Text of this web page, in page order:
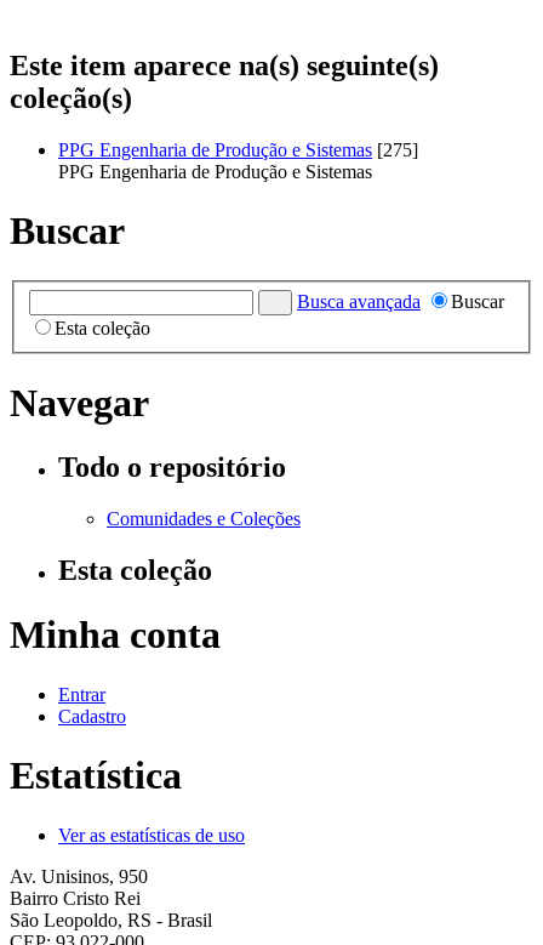
Este item aparece na(s) seguinte(s)
coleção(s)
PPG Engenharia de Produção e Sistemas [275]
PPG Engenharia de Produção e Sistemas
Buscar
Busca avançada
Buscar
Esta coleção
Navegar
Todo o repositório
Comunidades e Coleções
Esta coleção
Minha conta
Entrar
Cadastro
Estatística
Ver as estatísticas de uso
Av. Unisinos, 950
Bairro Cristo Rei
São Leopoldo, RS - Brasil